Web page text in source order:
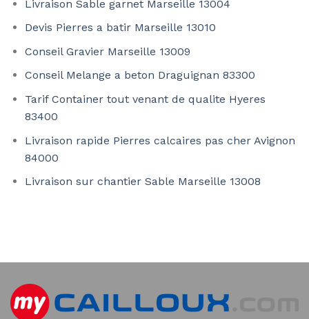
Livraison Sable garnet Marseille 13004
Devis Pierres a batir Marseille 13010
Conseil Gravier Marseille 13009
Conseil Melange a beton Draguignan 83300
Tarif Container tout venant de qualite Hyeres
83400
Livraison rapide Pierres calcaires pas cher Avignon
84000
Livraison sur chantier Sable Marseille 13008